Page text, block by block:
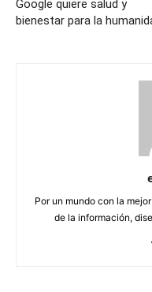
Google quiere salud y
bienestar para la
Por un mundo con la
de la información,